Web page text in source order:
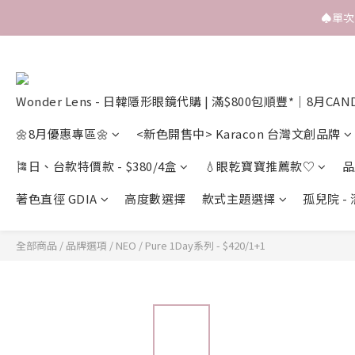
♠️單次
Wonder Lens - 日韓隱形眼鏡代購 | 滿$800包順豐*｜8月
🌼8月優惠專區🌼
<新色開售中> Karacon 台灣文創品牌
🎏日、台款特價款 - $380/4盒
💧眼乾寶寶推薦款♡
著色直徑 GDIA
高度數選擇 款式主題選擇 孤兒院 -
全部商品 / 品牌選項 / NEO / Pure 1Day系列 - $420/1+1